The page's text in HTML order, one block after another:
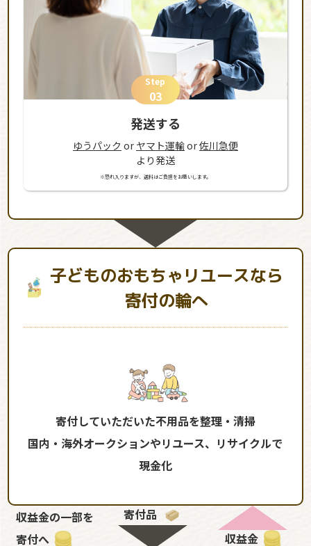
Step
03
発送する
ゆうパック or ヤマト運輸or佐川急便
より発送
※恐れ入りますが、送料はご負担をお願いします。
子どものおもちゃリユースなら
寄付の輪へ
寄付していただいた不用品を整理・清掃
国内・海外オークションやリユース、リサイクルで
現金化
収益金の一部を
寄付へ
寄付品
収益金